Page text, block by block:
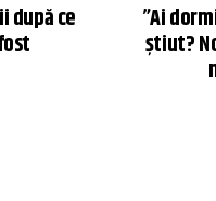
după ce ”Ai
știut?